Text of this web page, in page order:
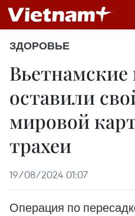
ЗДОРОВЬЕ
Вьетнамские
оставили
мировой
трахеи
19/08/2024 01:07
Операция по